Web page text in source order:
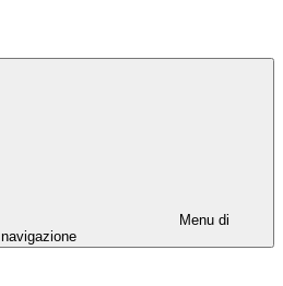
Menu di
navigazione